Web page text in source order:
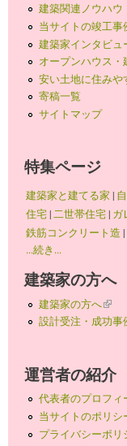
建築関連ノウハウ
当サイトの竣工事
建築家インタビュ
オープンハウス
安い土地に住み
寄稿一覧
サイトマップ
特集ページ
建築家と建てる家 |
住宅|二世帯住宅| ガ
鉄筋コンクリート造 |
...続き...
建築家の方へ
建築家の方へ(link
設計受注・成功事
運営者の紹介
代表者のプロフィ
当サイトのポリシ
プライバシーポリ